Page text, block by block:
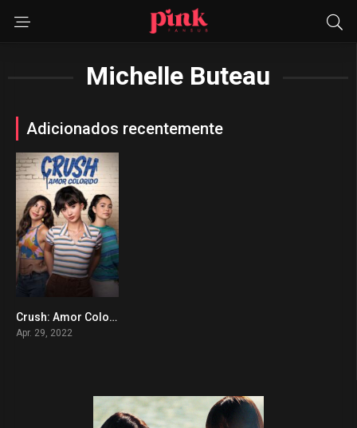
Michelle Buteau
Adicionados recentemente
0Crush: Amor Colorido
Apr. 29, 2022